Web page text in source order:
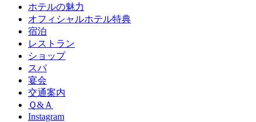
ホテルの魅力
オフィシャルホテル特典
宿泊
レストラン
ショップ
スパ
宴会
交通案内
Ｑ&Ａ
Instagram